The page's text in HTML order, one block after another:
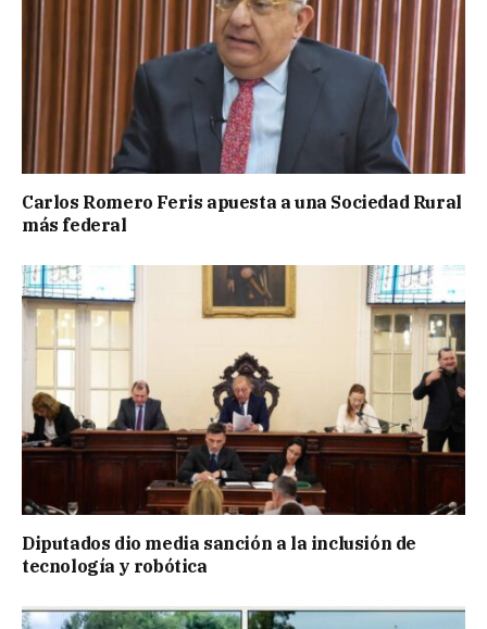
Carlos Romero Feris apuesta a una Sociedad Rural
más federal
Diputados dio media sanción a la inclusión de
tecnología y robótica